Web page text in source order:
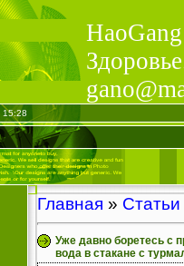
15:28
Главная » Статьи
Уже давно боретесь с
вода в стакане с